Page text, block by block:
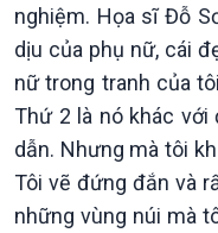
nghiệm. Họa sĩ Đỗ
dịu của phụ nữ, cái
nữ trong tranh của
Thứ 2 là nó khác với
dẫn. Nhưng mà tôi
Tôi vẽ đứng đắn và
những vùng núi mà